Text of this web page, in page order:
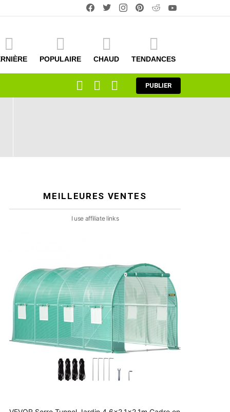
facebooktwitterinstagrampinterest
POPULAIRE CHAUD TENDANCES
COMMUTATEUR
RECHERCHECONNEXION
PUBLIER
MEILLEURES VENTES
I use affiliate links